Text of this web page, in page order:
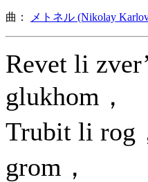
曲： メトネル (Nikolay
Revet li
glukhom，
Trubit li rog
grom，